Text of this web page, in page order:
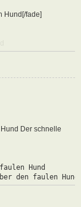
Hund[/fade]
Der schnelle
Hund
den faulen Hund